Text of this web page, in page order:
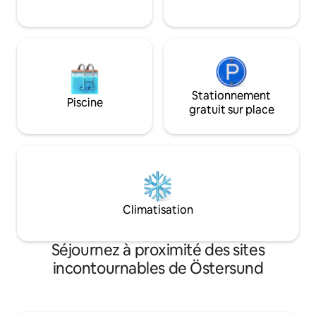
leurs chats.
Piscine
Stationnement
gratuit sur place
Climatisation
Séjournez à proximité des sites
incontournables de Östersund